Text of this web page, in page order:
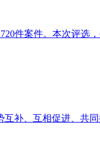
件案件。本次评选
补、互相促进、共